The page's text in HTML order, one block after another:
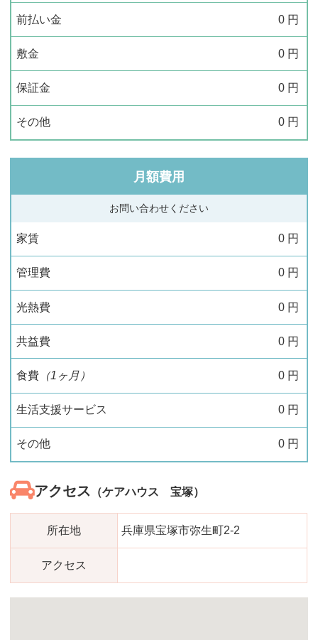
前払い金 0 円
敷金 0 円
保証金 0 円
その他 0 円
月額費用
お問い合わせください
家賃 0 円
管理費 0 円
光熱費 0 円
共益費 0 円
食費（1ヶ月） 0 円
生活支援サービス 0 円
その他 0 円
アクセス （ケアハウス 宝塚）
所在地 兵庫県宝塚市弥生町2-2
アクセス